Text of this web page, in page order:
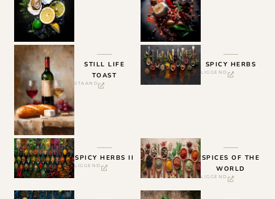
STILL LIFE
TOAST
STAAND
SPICY HERBS
LIGGEND
SPICY HERBS II
LIGGEND
SPICES OF THE
WORLD
LIGGEND